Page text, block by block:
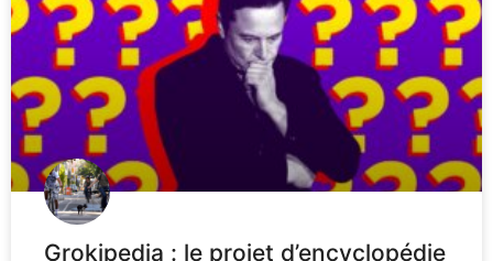
Grokipedia : le projet d’encyclopédie